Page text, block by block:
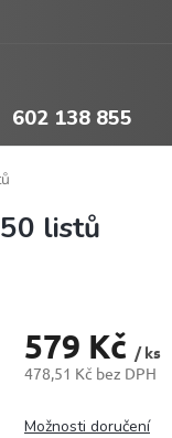
602 138 855
listů
579 Kč / ks
478,51 Kč bez DPH
cena:
Možnosti doručení